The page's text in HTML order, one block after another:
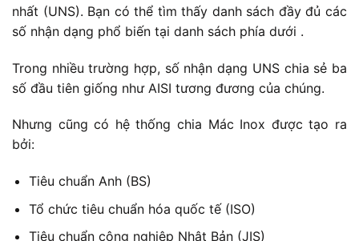
nhất (UNS). Bạn có thể tìm thấy danh sách đầy đủ các
số nhận dạng phổ biến tại danh sách phía dưới .
Trong nhiều trường hợp, số nhận dạng UNS chia sẻ ba
số đầu tiên giống như AISI tương đương của chúng.
Nhưng cũng có hệ thống chia Mác Inox được tạo ra
bởi:
Tiêu chuẩn Anh (BS)
Tổ chức tiêu chuẩn hóa quốc tế (ISO)
Tiêu chuẩn công nghiệp Nhật Bản (JIS)